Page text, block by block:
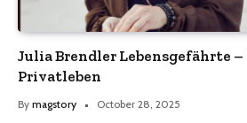
Julia Brendler Lebensgefährte
Privatleben
By magstory October 28, 2025